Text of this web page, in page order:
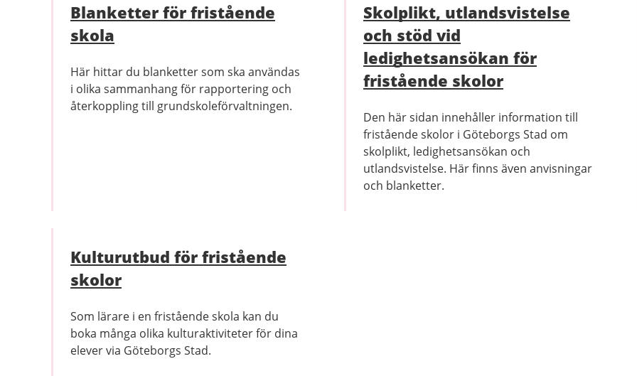
Blanketter för fristående
skola
Här hittar du blanketter som ska användas
i olika sammanhang för rapportering och
återkoppling till grundskoleförvaltningen.
Skolplikt, utlandsvistelse
och stöd vid
ledighetsansökan för
fristående skolor
Den här sidan innehåller information till
fristående skolor i Göteborgs Stad om
skolplikt, ledighetsansökan och
utlandsvistelse. Här finns även anvisningar
och blanketter.
Kulturutbud för fristående
skolor
Som lärare i en fristående skola kan du
boka många olika kulturaktiviteter för dina
elever via Göteborgs Stad.